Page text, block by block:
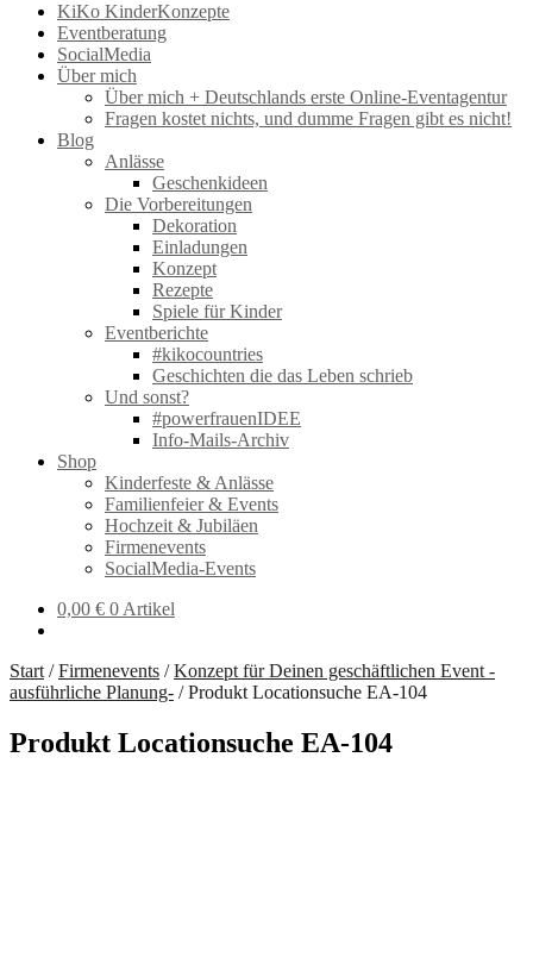
KiKo KinderKonzepte
Eventberatung
SocialMedia
Über mich
Über mich + Deutschlands erste Online-Eventagentur
Fragen kostet nichts, und dumme Fragen gibt es nicht!
Blog
Anlässe
Geschenkideen
Die Vorbereitungen
Dekoration
Einladungen
Konzept
Rezepte
Spiele für Kinder
Eventberichte
#kikocountries
Geschichten die das Leben schrieb
Und sonst?
#powerfrauenIDEE
Info-Mails-Archiv
Shop
Kinderfeste & Anlässe
Familienfeier & Events
Hochzeit & Jubiläen
Firmenevents
SocialMedia-Events
0,00 € 0 Artikel
Start /Firmenevents /Konzept für Deinen geschäftlichen Event -
ausführliche Planung- /Produkt Locationsuche EA-104
Produkt Locationsuche EA-104